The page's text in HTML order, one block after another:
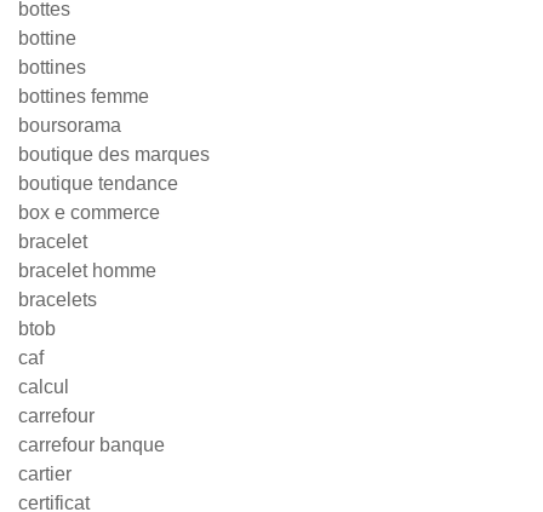
bottes
bottine
bottines
bottines femme
boursorama
boutique des marques
boutique tendance
box e commerce
bracelet
bracelet homme
bracelets
btob
caf
calcul
carrefour
carrefour banque
cartier
certificat